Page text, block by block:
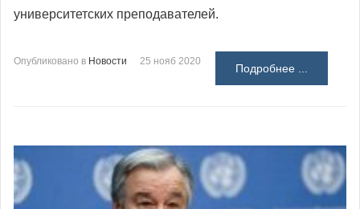
университетских преподавателей.
Опубликовано в Новости 25 нояб 2020
Подробнее ...